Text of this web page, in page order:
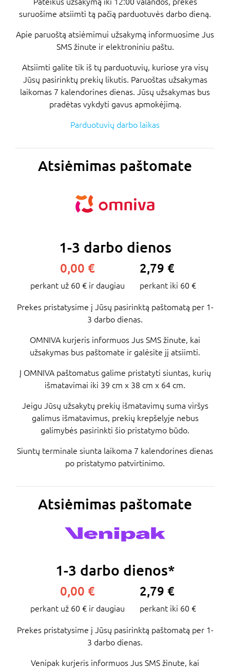
suruošime atsiimti tą pačią parduotuvės darbo dieną.
Apie paruoštą atsiėmimui užsakymą informuosime Jus
SMS žinute ir elektroniniu paštu.
Atsiimti galite tik iš tų parduotuvių, kuriose yra visų
Jūsų pasirinktų prekių likutis. Paruoštas užsakymas
laikomas 7 kalendorines dienas. Jūsų užsakymas bus
pradėtas vykdyti gavus apmokėjimą.
Parduotuvių darbo laikas
Atsiėmimas paštomate
1-3 darbo dienos
0,00 €
perkant už 60 € ir daugiau
2,79 €
perkant iki 60 €
Prekes pristatysime į Jūsų pasirinktą paštomatą per 1-
3 darbo dienas.
OMNIVA kurjeris informuos Jus SMS žinute, kai
užsakymas bus paštomate ir galėsite jį atsiimti.
Į OMNIVA paštomatus galime pristatyti siuntas, kurių
išmatavimai iki 39 cm x 38 cm x 64 cm.
Jeigu Jūsų užsakytų prekių išmatavimų suma viršys
galimus išmatavimus, prekių krepšelyje nebus
galimybės pasirinkti šio pristatymo būdo.
Siuntų terminale siunta laikoma 7 kalendorines dienas
po pristatymo patvirtinimo.
Atsiėmimas paštomate
1-3 darbo dienos*
0,00 €
perkant už 60 € ir daugiau
2,79 €
perkant iki 60 €
Prekes pristatysime į Jūsų pasirinktą paštomatą per 1-
3 darbo dienas.
Venipak kurjeris informuos Jus SMS žinute, kai